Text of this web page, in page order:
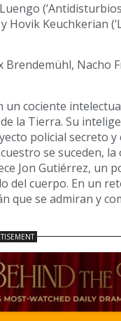
Keuchkerian
Nacho
cociente
la Tierra. Su
policial secreto
se suceden,
Jon Gutiérrez, un
del cuerpo. En un
que se admiran y